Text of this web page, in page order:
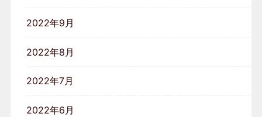
2022年9月
2022年8月
2022年7月
2022年6月